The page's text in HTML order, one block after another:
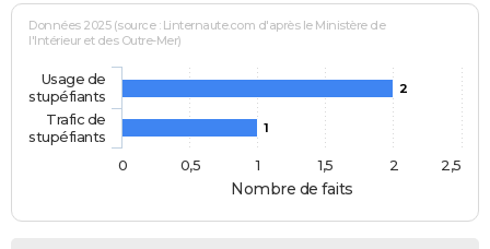
Nombre de faits
Données 2025 (source : Linternaute.com d'après le Ministère de
l'Intérieur et des Outre-Mer)
2
1
Usage de
stupéfiants
Trafic de
stupéfiants
0
0,5 1 1,5 2 2,5